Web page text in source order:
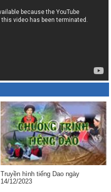
Truyền hình tiếng Dao ngày
14/12/2023